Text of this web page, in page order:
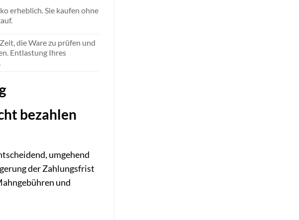
erheblich. Sie kaufen ohne
die Ware zu prüfen und
Entlastung Ihres
bezahlen
umgehend
der Zahlungsfrist
und